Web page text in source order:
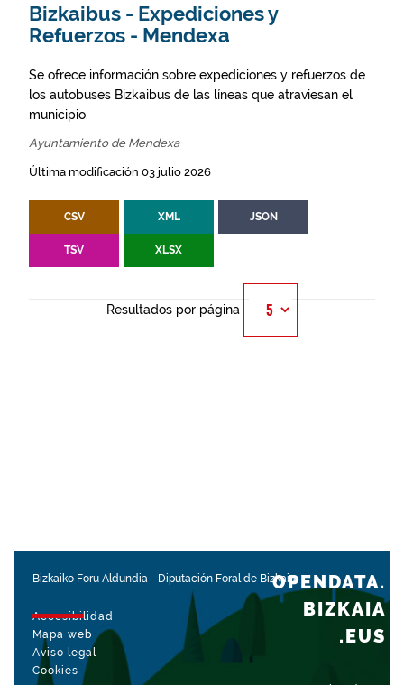
Bizkaibus - Expediciones y
Refuerzos - Mendexa
Se ofrece información sobre expediciones y refuerzos de
los autobuses Bizkaibus de las líneas que atraviesan el
municipio.
Ayuntamiento de Mendexa
Última modificación 03 julio 2026
CSV XML JSON
TSV XLSX
Resultados por página
Bizkaiko Foru Aldundia - Diputación Foral de Bizkaia
Accesibilidad
Mapa web
Aviso legal
Cookies
OPENDATA.
BIZKAIA
.EUS